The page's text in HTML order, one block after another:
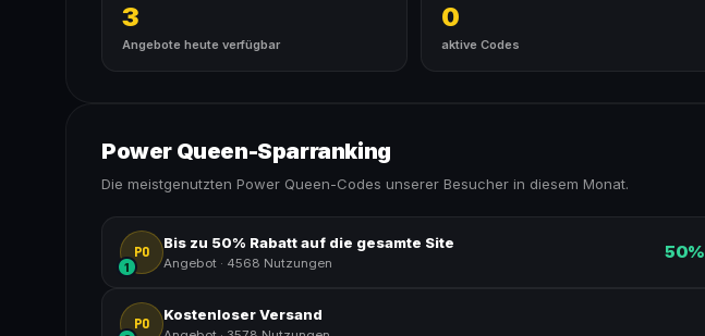
3
Angebote heute verfügbar
0
aktive Codes
Power Queen-Sparranking
Die meistgenutzten Power Queen-Codes unserer Besucher in diesem Monat.
PO
1
Bis zu 50% Rabatt auf die gesamte Site
Angebot · 4568 Nutzungen
50%
PO
Kostenloser Versand